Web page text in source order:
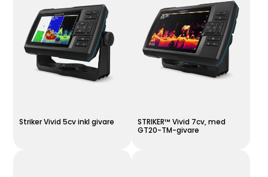
Striker Vivid 5cv inkl givare
STRIKER™ Vivid 7cv, med
GT20-TM-givare